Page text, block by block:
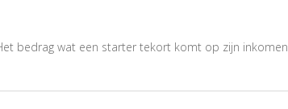
bedrag wat een starter tekort komt op zijn inkomen